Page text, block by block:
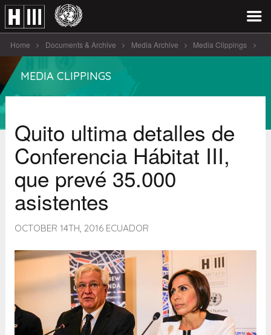
Home Documents & Archive Media Archive Media Clippings
Quito ultima detalles de Conferencia Há [...]
MEDIA CLIPPINGS
Quito ultima detalles de
Conferencia Hábitat III,
que prevé 35.000
asistentes
OCTOBER 14TH, 2016 ECUADOR